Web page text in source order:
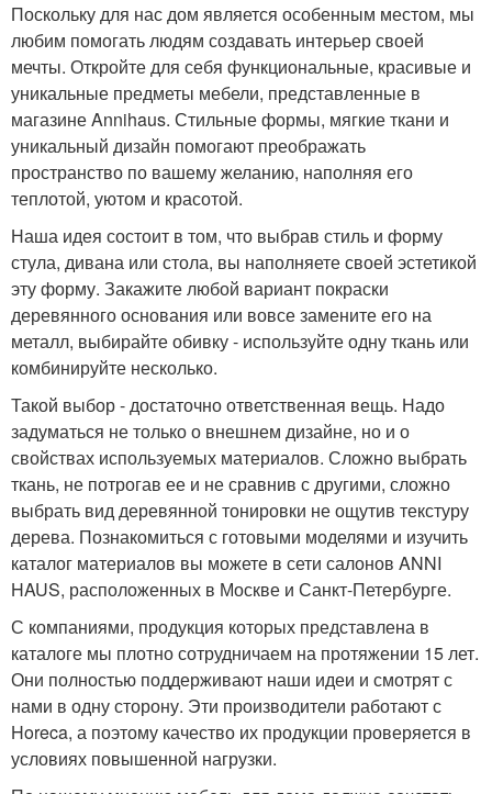
Поскольку для нас дом является особенным местом, мы
любим помогать людям создавать интерьер своей
мечты. Откройте для себя функциональные, красивые и
уникальные предметы мебели, представленные в
магазине Annihaus. Стильные формы, мягкие ткани и
уникальный дизайн помогают преображать
пространство по вашему желанию, наполняя его
теплотой, уютом и красотой.
Наша идея состоит в том, что выбрав стиль и форму
стула, дивана или стола, вы наполняете своей эстетикой
эту форму. Закажите любой вариант покраски
деревянного основания или вовсе замените его на
металл, выбирайте обивку - используйте одну ткань или
комбинируйте несколько.
Такой выбор - достаточно ответственная вещь. Надо
задуматься не только о внешнем дизайне, но и о
свойствах используемых материалов. Сложно выбрать
ткань, не потрогав ее и не сравнив с другими, сложно
выбрать вид деревянной тонировки не ощутив текстуру
дерева. Познакомиться с готовыми моделями и изучить
каталог материалов вы можете в сети салонов ANNI
HAUS, расположенных в Москве и Санкт-Петербурге.
С компаниями, продукция которых представлена в
каталоге мы плотно сотрудничаем на протяжении 15 лет.
Они полностью поддерживают наши идеи и смотрят с
нами в одну сторону. Эти производители работают с
Horeca, а поэтому качество их продукции проверяется в
условиях повышенной нагрузки.